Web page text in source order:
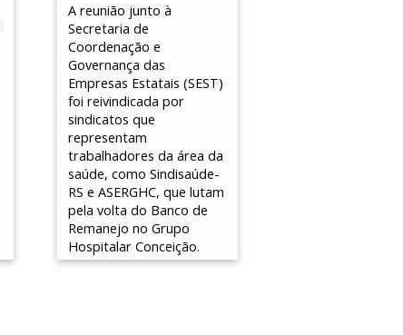
A reunião junto à
Secretaria de
Coordenação e
Governança das
Empresas Estatais (SEST)
foi reivindicada por
sindicatos que
representam
trabalhadores da área da
saúde, como Sindisaúde-
RS e ASERGHC, que lutam
pela volta do Banco de
Remanejo no Grupo
Hospitalar Conceição.